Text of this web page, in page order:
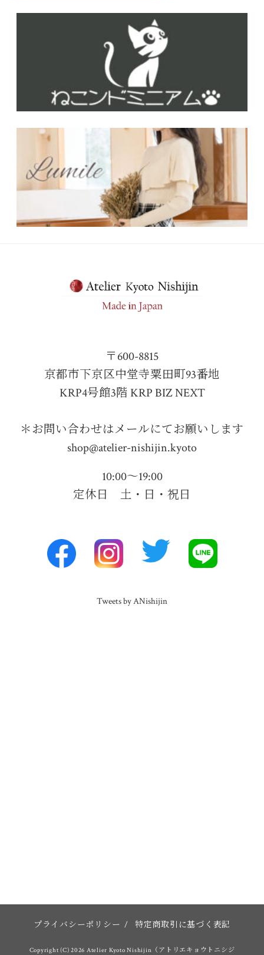
〒600-8815
京都市下京区中堂寺粟田町93番地
KRP4号館3階 KRP BIZ NEXT
＊お問い合わせはメールにてお願いします
shop@atelier-nishijin.kyoto
10:00〜19:00
定休日 土・日・祝日
Tweets by ANishijin
プライバシーポリシー / 特定商取引に基づく表記
Copyright (C) 2026 Atelier Kyoto Nishijin（アトリエキョウトニシジ